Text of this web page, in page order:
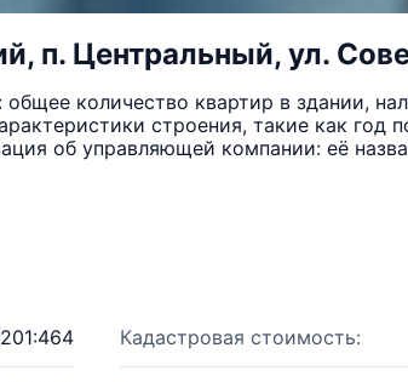
п. Центральный, ул.
количество квартир в здании,
строения, такие как год
об управляющей компании: её
Кадастровая стоимость: